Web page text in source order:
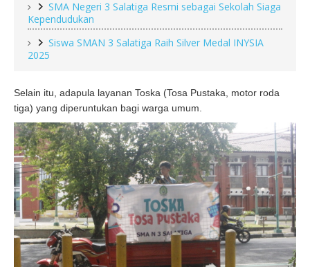
SMA Negeri 3 Salatiga Resmi sebagai Sekolah Siaga
Kependudukan
Siswa SMAN 3 Salatiga Raih Silver Medal INYSIA
2025
Selain itu, adapula layanan Toska (Tosa Pustaka, motor roda
tiga) yang diperuntukan bagi warga umum.